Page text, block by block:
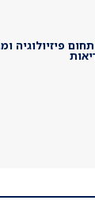
פיזיולוגיה